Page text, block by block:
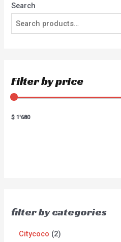
Search
Filter by price
$ 1'680
filter by categories
Citycoco 2